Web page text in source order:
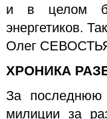
и в целом
энергетиков.
Олег
ХРОНИКА
За
милиции за